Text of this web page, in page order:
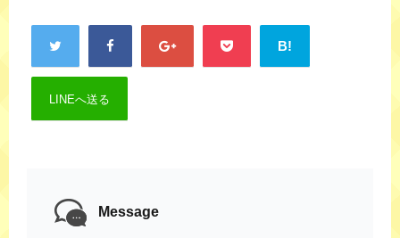
B!
LINEへ送る
Message